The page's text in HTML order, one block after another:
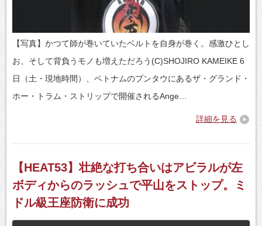
【写真】かつて師が巻いていたベルトを自身が巻く。感激ひとし
お、そして背負うモノも増えただろう(C)SHOJIRO KAMEIKE 6
日（土・現地時間）、ベトナムのプンタウにあるザ・グランド・
ホー・トラム・ストリップで開催されるAnge…
詳細を見る
【HEAT53】壮絶な打ち合いはアビラルが左
ボディからのラッシュで平山をストップ。ミ
ドル級王座防衛に成功